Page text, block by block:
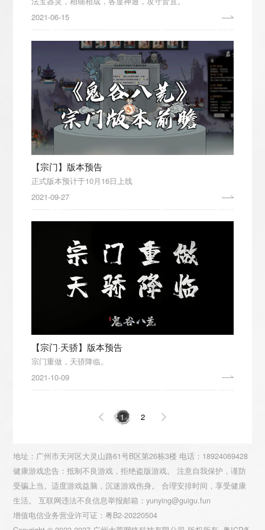
2021-06-15
【宗门】版本预告
正式版本预计于10月16日上线
2021-09-27
【宗门·天骄】版本预告
宗门重做，天骄降临。
2021-10-09
1 2
地址：广州市天河区大灵山路61号B区第26栋3楼 电话：18924069428
健康游戏忠告：抵制不良游戏，拒绝盗版游戏。 注意自我保护，谨防
受骗上当。适度游戏益脑，沉迷游戏伤身。 合理安排时间，享受健康
生活。 互联网违法不良信息举报邮箱：yunying@guigu.fun
增值电信业务营业许可证：粤B2-20220504